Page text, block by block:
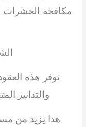
مكافحة الحشرات
توفر هذه
والتدابير
هذا يزيد من